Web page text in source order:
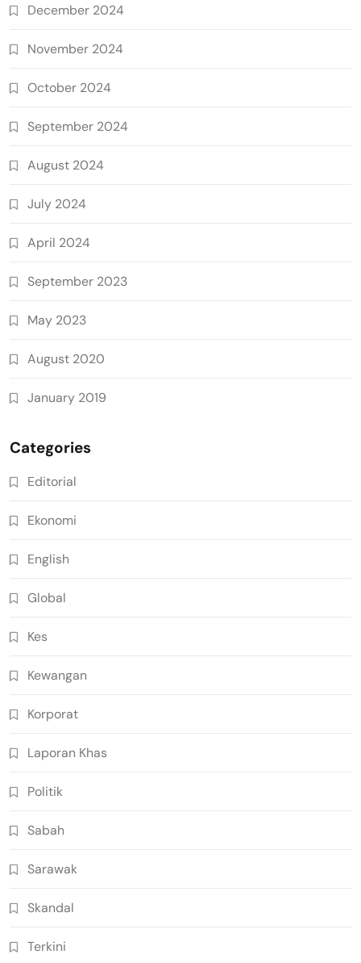
December 2024
November 2024
October 2024
September 2024
August 2024
July 2024
April 2024
September 2023
May 2023
August 2020
January 2019
Categories
Editorial
Ekonomi
English
Global
Kes
Kewangan
Korporat
Laporan Khas
Politik
Sabah
Sarawak
Skandal
Terkini